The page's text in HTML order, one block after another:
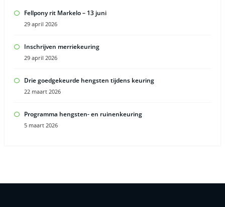
Fellpony rit Markelo – 13 juni
29 april 2026
Inschrijven merriekeuring
29 april 2026
Drie goedgekeurde hengsten tijdens keuring
22 maart 2026
Programma hengsten- en ruinenkeuring
5 maart 2026